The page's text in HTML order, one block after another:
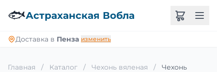
🐟Астраханская Вобла
Доставка в Пенза изменить
Главная / Каталог / Чехонь вяленая /
Чехонь